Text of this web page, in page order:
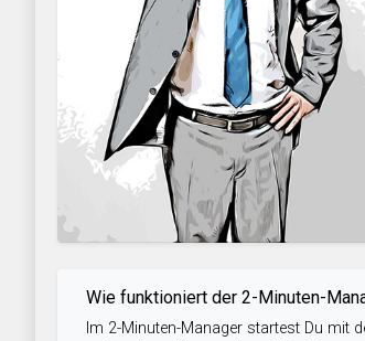
Wie funktioniert der 2-Minuten-
Im 2-Minuten-Manager startest Du mit